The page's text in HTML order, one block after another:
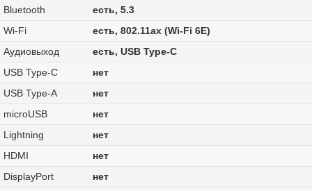
Bluetooth
есть, 5.3
Wi-Fi
есть, 802.11ax (Wi-Fi 6E)
Аудиовыход
есть, USB Type-C
USB Type-C
нет
USB Type-A
нет
microUSB
нет
Lightning
нет
HDMI
нет
DisplayPort
нет